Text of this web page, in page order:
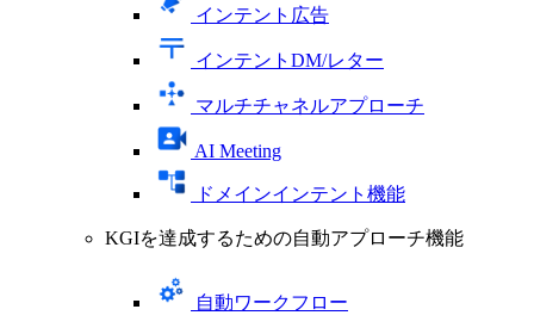
インテント広告
インテントDM/レター
マルチチャネルアプローチ
AI Meeting
ドメインインテント機能
KGIを達成するための自動アプローチ機能
自動ワークフロー